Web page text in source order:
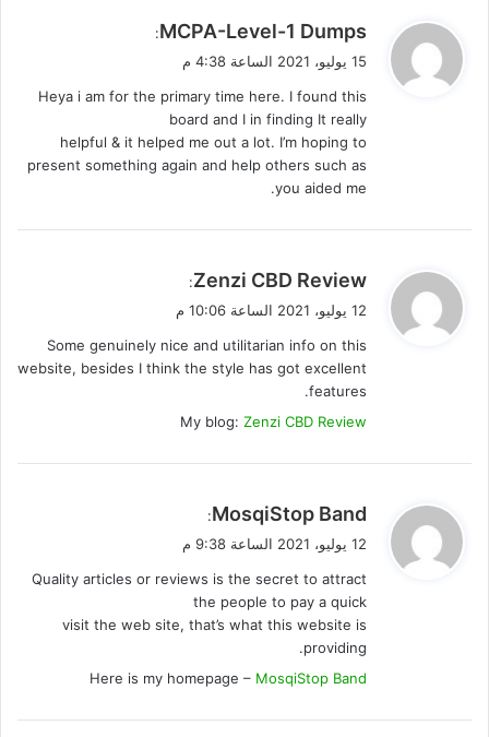
ي
ق
ل
MCPA-Level-1 Dumps
:
15 يوليو، 2021 الساعة 4:38 م
Heya i am for the primary time here. I found this
board and I in finding It really
helpful & it helped me out a lot. I’m hoping to
present something again and help others such as
you aided me.
ي
ق
ل
Zenzi CBD Review
:
12 يوليو، 2021 الساعة 10:06 م
Some genuinely nice and utilitarian info on this
website, besides I think the style has got excellent
features.
My blog: Zenzi CBD Review
ي
ق
ل
MosqiStop Band
:
12 يوليو، 2021 الساعة 9:38 م
Quality articles or reviews is the secret to attract
the people to pay a quick
visit the web site, that’s what this website is
providing.
Here is my homepage – MosqiStop Band